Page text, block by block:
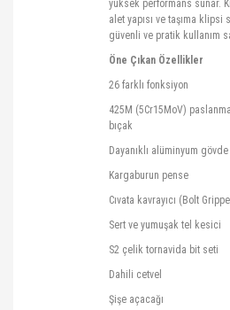
yüksek performans sunar.
alet yapısı ve taşıma klipsi
güvenli ve pratik kullanım
Öne Çıkan Özellikler
26 farklı fonksiyon
425M (5Cr15MoV)
bıçak
Dayanıklı alüminyum gövde
Kargaburun pense
Cıvata kavrayıcı (Bolt
Sert ve yumuşak tel kesici
S2 çelik tornavida bit seti
Dahili cetvel
Şişe açacağı